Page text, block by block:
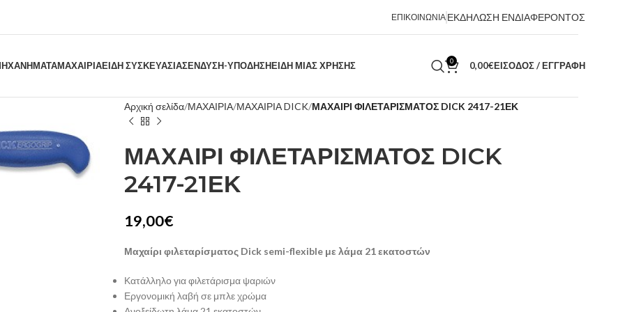
ΕΠΙΚΟΙΝΩΝΙΑ ΕΚΔΗΛΩΣΗ ΕΝΔΙΑΦΕΡΟΝΤΟΣ
ΜΑΧΑΙΡΙΑΕΙΔΗ ΣΥΣΚΕΥΑΣΙΑΣΕΝΔΥΣΗ-ΥΠΟΔΗΣΗΕΙΔΗ ΜΙΑΣ ΧΡΗΣΗΣ 0 0,00€ΕΊΣΟΔΟΣ / ΕΓΓΡΑΦΉ
Αρχική σελίδα ΜΑΧΑΙΡΙΑ ΜΑΧΑΙΡΙΑ DICK ΜΑΧΑΙΡΙ ΦΙΛΕΤΑΡΙΣΜΑΤΟΣ DICK 2417-21ΕΚ
ΜΑΧΑΙΡΙ ΦΙΛΕΤΑΡΙΣΜΑΤΟΣ DICK
2417-21ΕΚ
19,00€
Μαχαίρι φιλεταρίσματος Dick semi-flexible με λάμα 21 εκατοστών
Κατάλληλο για φιλετάρισμα ψαριών
Εργονομική λαβή σε μπλε χρώμα